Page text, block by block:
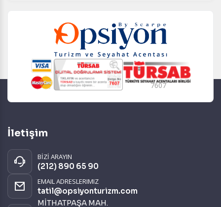
7607
İletişim
BİZİ ARAYIN
(212) 890 65 90
EMAIL ADRESLERIMIZ
tatil@opsiyonturizm.com
MİTHATPAŞA MAH.